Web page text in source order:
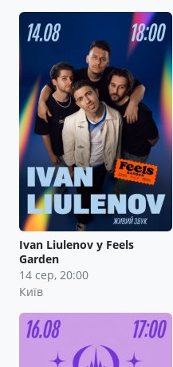
Ivan Liulenov у Feels
Garden
14 сер, 20:00
Київ